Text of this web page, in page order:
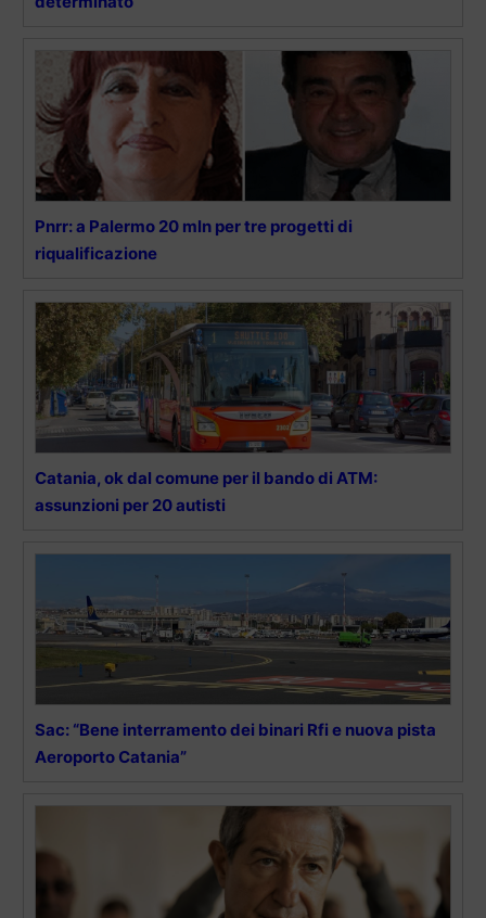
Pnrr: a Palermo 20 mln per tre progetti di
riqualificazione
Catania, ok dal comune per il bando di ATM:
assunzioni per 20 autisti
Sac: “Bene interramento dei binari Rfi e nuova pista
Aeroporto Catania”